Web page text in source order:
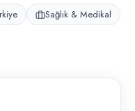
Sağlık & Medikal